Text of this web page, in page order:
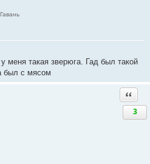
меня такая зверюга. Гад был такой
был с мясом
3